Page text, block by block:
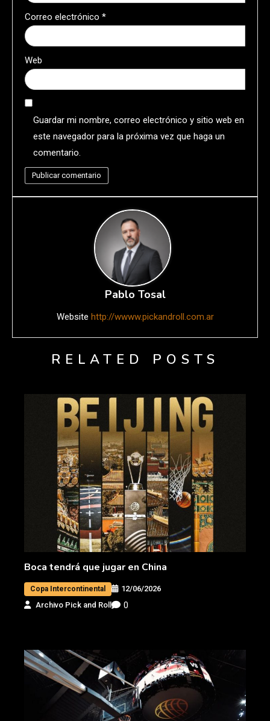
Correo electrónico *
Web
Guardar mi nombre, correo electrónico y sitio web en
este navegador para la próxima vez que haga un
comentario.
Pablo Tosal
Website http://wwww.pickandroll.com.ar
RELATED POSTS
Boca tendrá que jugar en China
Copa Intercontinental
12/06/2026
Archivo Pick and Roll
0